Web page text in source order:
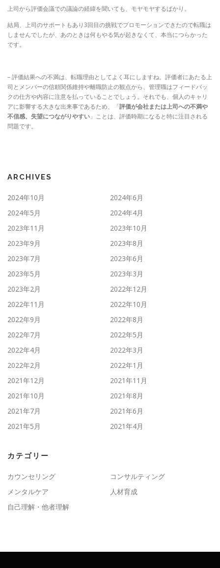
上司から評価会議での議論の経緯を聞いても、モヤモヤするばかり。
結局、上司のサポートもあり3回目の挑戦でプロモーションできたので転職は
しませんでしたが、あのときは何もやる気が起きなくて、本当につらかった
です。
– 評価結果への不満は、転職理由としてよく耳にしますね。評価者にあたる上
司とメンバーの信頼関係維持や離職防止の観点から、管理職はフィードバッ
クの仕方や内容に注意を払っていることでしょう。それでも、個人のキャリ
アに影響する大きな出来事であるため、「評価が会社または上司への不満や
不信感、失望につながりやすい」ことは、評価時期になると特に注目される
問題です。
ARCHIVES
2024年10月
2024年6月
2024年5月
2024年4月
2023年11月
2023年10月
2023年9月
2023年8月
2023年7月
2023年6月
2023年5月
2023年3月
2023年2月
2022年12月
2022年11月
2022年10月
2022年9月
2022年8月
2022年7月
2022年5月
2022年4月
2022年3月
2022年2月
2022年1月
2021年12月
2021年11月
2021年10月
2021年8月
2021年7月
2021年6月
2021年5月
2021年4月
カテゴリー
カウンセリング
コンサルティング
メンタルケア
人材育成
自己理解・他者理解